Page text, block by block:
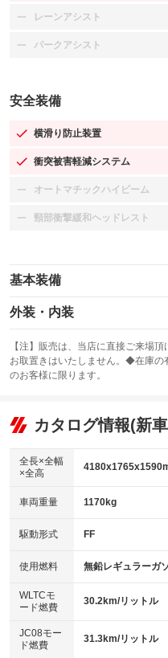
レーンアシスト
：装備なし
パークアシスト
：装備なし
安全装備
横滑り防止装置
：装備あり
衝突被害軽減システム
：装備あり
オートマチックハイビーム
：装備なし
頸部衝撃緩和ヘッドレスト
：装備なし
基本装備
エアバッグ：運転席/助手席/サ
：装備あり
：装備なし
サンルーフ
：装備なし
リフトアップ
：装備なし
：装備なし
パワーウィンドウ
アイドリングストップ
：装備なし
USB入力端子
：装備なし
100V電源
：装備あり
センターデフロック
：装備なし
電動格納ミラー
：装備なし
外装・内装
カーナビ：メモリーナビ他
：装備あり
TV
：装備なし
ビジュアル
：装備なし
：装備あり
革シート
キーレス
HID(キセノンライト)
：装備なし
バックカメラ
：装備あり
エアロ
：装備なし
：装備なし
パワーシート
【注】販売は、当店に直接ご来場
お取置きはいたしません。◆在庫
のお客様に限ります。
カタログ情報(新
全長×全幅
×全高
車両重量 1170kg
駆動形式 FF
使用燃料 無鉛レギュラーガ
WLTCモ
ード燃費
30.2km/リットル
JC08モー
ド燃費
31.3km/リットル